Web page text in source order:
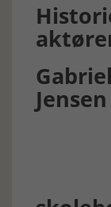
Gabriel